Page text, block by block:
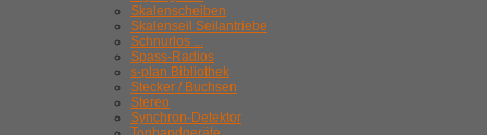
Skalenscheiben
Skalenseil Seilantriebe
Schnurlos ...
Spass-Radios
s-plan Bibliothek
Stecker / Buchsen
Stereo
Synchron-Detektor